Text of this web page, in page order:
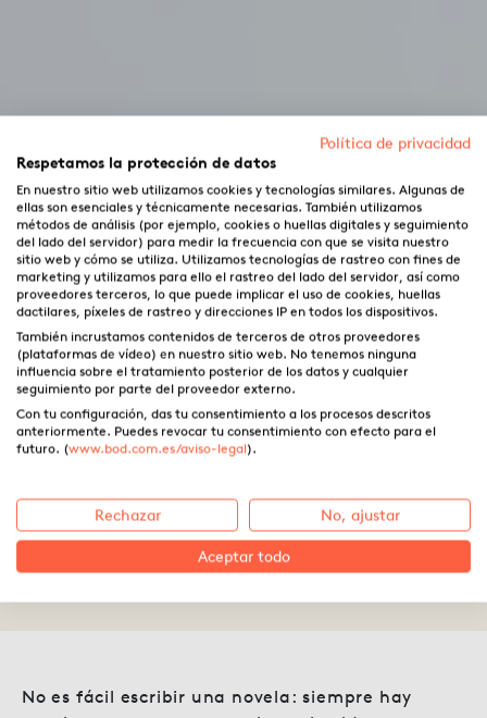
5 consejos para comenzar a
19.03.2025 ·Astrid Montalvo
No es fácil escribir una novela: siempre hay
Política de privacidad
Respetamos la protección de datos
En nuestro sitio web utilizamos cookies y tecnologías similares. Algunas de
ellas son esenciales y técnicamente necesarias. También utilizamos
métodos de análisis (por ejemplo, cookies o huellas digitales y seguimiento
del lado del servidor) para medir la frecuencia con que se visita nuestro
sitio web y cómo se utiliza. Utilizamos tecnologías de rastreo con fines de
marketing y utilizamos para ello el rastreo del lado del servidor, así como
proveedores terceros, lo que puede implicar el uso de cookies, huellas
dactilares, píxeles de rastreo y direcciones IP en todos los dispositivos.
También incrustamos contenidos de terceros de otros proveedores
(plataformas de vídeo) en nuestro sitio web. No tenemos ninguna
influencia sobre el tratamiento posterior de los datos y cualquier
seguimiento por parte del proveedor externo.
Con tu configuración, das tu consentimiento a los procesos descritos
anteriormente. Puedes revocar tu consentimiento con efecto para el
futuro. (www.bod.com.es/aviso-legal).
Rechazar No, ajustar
Aceptar todo